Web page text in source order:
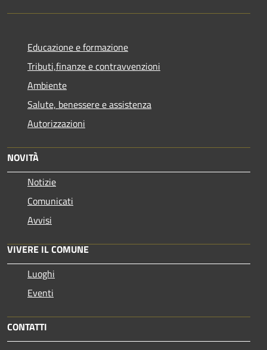
Educazione e formazione
Tributi,finanze e contravvenzioni
Ambiente
Salute, benessere e assistenza
Autorizzazioni
NOVITÀ
Notizie
Comunicati
Avvisi
VIVERE IL COMUNE
Luoghi
Eventi
CONTATTI